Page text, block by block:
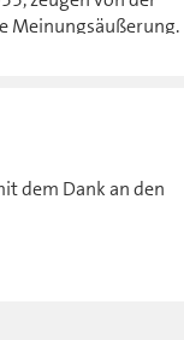
Meinungsäußerung.
dem Dank an den